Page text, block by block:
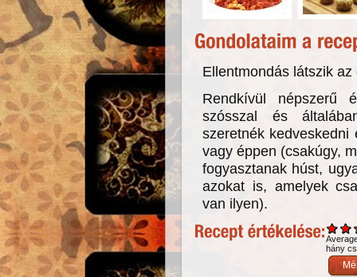
Ellentmondás látszik
Rendkívül népszerű
szósszal és
szeretnék
vagy éppen (csakúgy,
fogyasztanak húst,
azokat is, amelyek
van ilyen).
hány